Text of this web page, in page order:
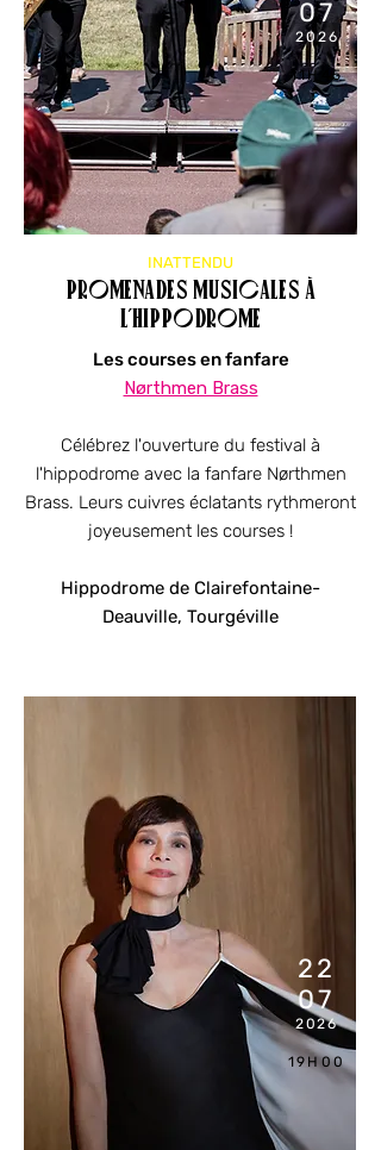
11H45
07
2026
INATTENDU
Promenades musicales à
l’hippodrome
Les courses en fanfare
Nørthmen Brass
Célébrez l'ouverture du festival à
l'hippodrome avec la fanfare Nørthmen
Brass. Leurs cuivres éclatants rythmeront
joyeusement les courses !
Hippodrome de Clairefontaine-
Deauville, Tourgéville
19H00
22
07
2026